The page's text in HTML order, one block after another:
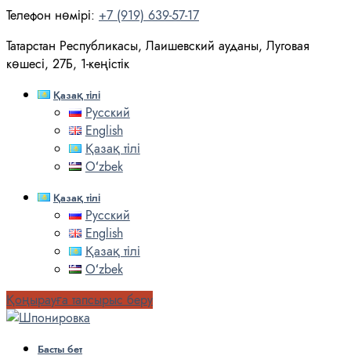
Телефон нөмірі: +7 (919) 639-57-17
Татарстан Республикасы, Лаишевский ауданы, Луговая
көшесі, 27Б, 1-кеңістік
Қазақ тілі
Русский
English
Қазақ тілі
Oʻzbek
Қазақ тілі
Русский
English
Қазақ тілі
Oʻzbek
Қоңырауға тапсырыс беру
Басты бет